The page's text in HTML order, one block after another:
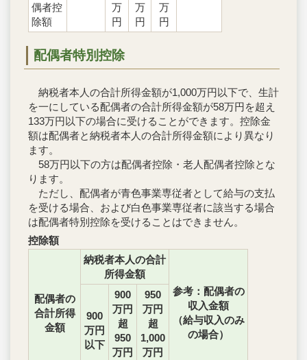
偶者控
除額
万
円
万
円
万
円
配偶者特別控除
納税者本人の合計所得金額が1,000万円以下で、生計
を一にしている配偶者の合計所得金額が58万円を超え
133万円以下の場合に受けることができます。控除金
額は配偶者と納税者本人の合計所得金額により異なり
ます。
58万円以下の方は配偶者控除・老人配偶者控除とな
ります。
ただし、配偶者が青色事業専従者として給与の支払
を受ける場合、および白色事業専従者に該当する場合
は配偶者特別控除を受けることはできません。
控除額
配偶者の
合計所得
金額
納税者本人の合計
所得金額
参考：配偶者の
収入金額
（給与収入のみ
の場合）
900
万円
以下
900
万円
超
950
万円
950
万円
超
1,000
万円